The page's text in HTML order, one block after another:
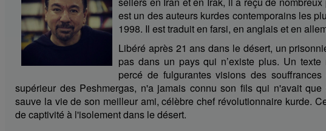
est un des auteurs kurdes contemporains les
1998. Il est traduit en farsi, en anglais et en
Libéré après 21 ans dans le désert, un
pas dans un pays qui n’existe plus. Un texte
percé de fulgurantes visions des
supérieur des Peshmergas, n'a jamais connu son fils qui n'avait
sauve la vie de son meilleur ami, célèbre chef révolutionnaire kurde.
de captivité à l'isolement dans le désert.